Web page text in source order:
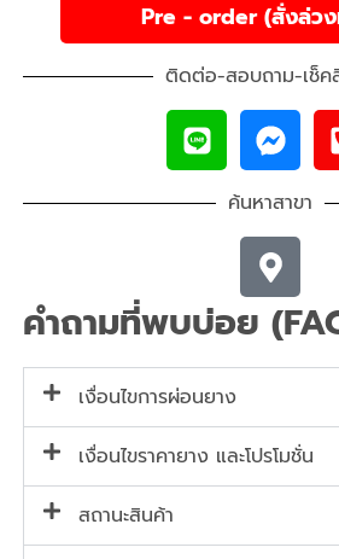
Pre - order (สั่งล่วง
ติดต่อ-สอบถาม-เช็ค
ค้นหาสาขา
คำถามที่พบบ่อย
เงื่อนไขการผ่อนยาง
เงื่อนไขราคายาง และโปรโมชั่น
สถานะสินค้า